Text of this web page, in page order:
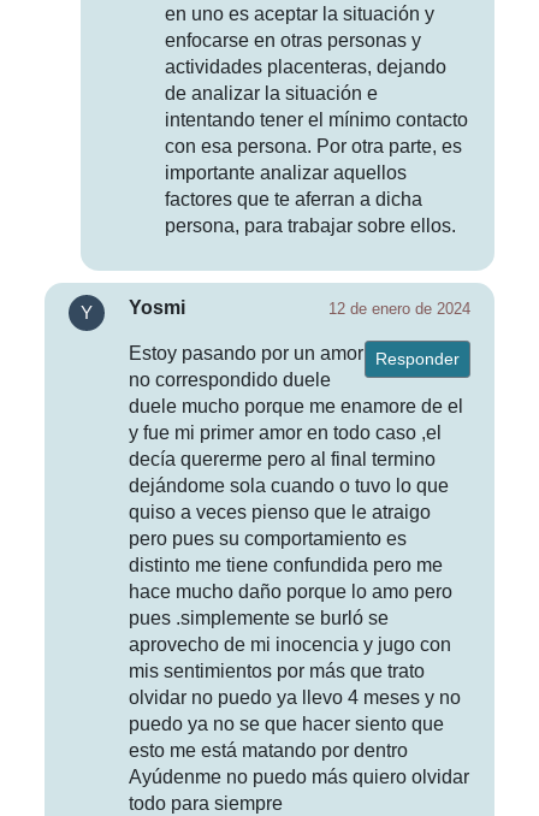
en uno es aceptar la situación y
enfocarse en otras personas y
actividades placenteras, dejando
de analizar la situación e
intentando tener el mínimo contacto
con esa persona. Por otra parte, es
importante analizar aquellos
factores que te aferran a dicha
persona, para trabajar sobre ellos.
12 de enero de 2024
Yosmi
Responder
Estoy pasando por un amor
no correspondido duele
duele mucho porque me enamore de el
y fue mi primer amor en todo caso ,el
decía quererme pero al final termino
dejándome sola cuando o tuvo lo que
quiso a veces pienso que le atraigo
pero pues su comportamiento es
distinto me tiene confundida pero me
hace mucho daño porque lo amo pero
pues .simplemente se burló se
aprovecho de mi inocencia y jugo con
mis sentimientos por más que trato
olvidar no puedo ya llevo 4 meses y no
puedo ya no se que hacer siento que
esto me está matando por dentro
Ayúdenme no puedo más quiero olvidar
todo para siempre